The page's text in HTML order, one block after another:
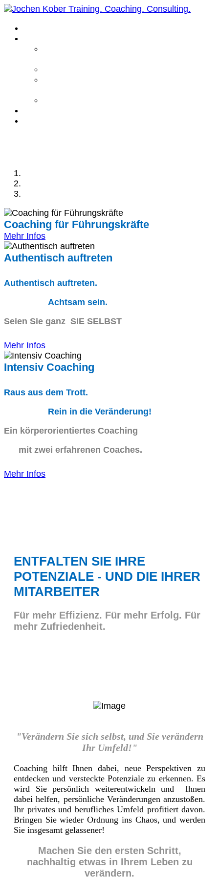
Coaching für Führungskräfte
Mehr Infos
Authentisch auftreten
Authentisch auftreten.
Achtsam sein.
Seien Sie ganz SIE SELBST
Mehr Infos
Intensiv Coaching
Raus aus dem Trott.
Rein in die Veränderung!
Ein körperorientiertes Coaching
mit zwei erfahrenen Coaches.
Mehr Infos
ENTFALTEN SIE IHRE
POTENZIALE - UND DIE IHRER
MITARBEITER
Für mehr Effizienz. Für mehr Erfolg. Für
mehr Zufriedenheit.
"Verändern Sie sich selbst, und Sie verändern
Ihr Umfeld!"
Coaching hilft Ihnen dabei, neue Perspektiven zu
entdecken und versteckte Potenziale zu erkennen. Es
wird Sie persönlich weiterentwickeln und Ihnen
dabei helfen, persönliche Veränderungen anzustoßen.
Ihr privates und berufliches Umfeld profitiert davon.
Bringen Sie wieder Ordnung ins Chaos, und werden
Sie insgesamt gelassener!
Machen Sie den ersten Schritt,
nachhaltig etwas in Ihrem Leben zu
verändern.